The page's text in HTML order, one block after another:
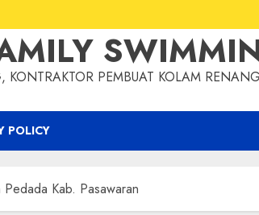
KONTRAKTOR PEMBUAT KOLAM
POLICY
Pedada Kab. Pasawaran